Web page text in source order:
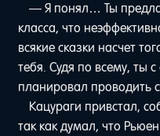
— Я понял… Ты
класса, что
всякие сказки насчет
тебя. Судя по всему, ты
планировал проводить
Кацураги привстал,
так как думал, что